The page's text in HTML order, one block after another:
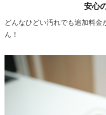
安心
どんなひどい汚れでも追加料
ん！